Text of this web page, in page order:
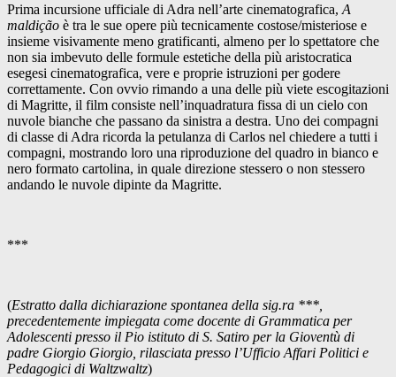
Prima incursione ufficiale di Adra nell’arte cinematografica, A
maldição è tra le sue opere più tecnicamente costose/misteriose e
insieme visivamente meno gratificanti, almeno per lo spettatore che
non sia imbevuto delle formule estetiche della più aristocratica
esegesi cinematografica, vere e proprie istruzioni per godere
correttamente. Con ovvio rimando a una delle più viete escogitazioni
di Magritte, il film consiste nell’inquadratura fissa di un cielo con
nuvole bianche che passano da sinistra a destra. Uno dei compagni
di classe di Adra ricorda la petulanza di Carlos nel chiedere a tutti i
compagni, mostrando loro una riproduzione del quadro in bianco e
nero formato cartolina, in quale direzione stessero o non stessero
andando le nuvole dipinte da Magritte.
***
(Estratto dalla dichiarazione spontanea della sig.ra ***,
precedentemente impiegata come docente di Grammatica per
Adolescenti presso il Pio istituto di S. Satiro per la Gioventù di
padre Giorgio Giorgio, rilasciata presso l’Ufficio Affari Politici e
Pedagogici di Waltzwaltz)